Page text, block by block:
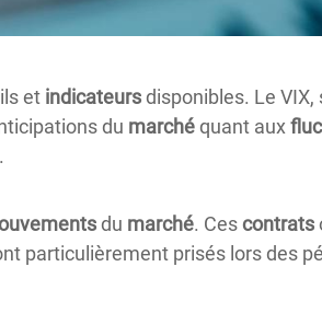
et indicateurs disponibles. Le
du marché quant aux
.
du marché. Cescontrats
particulièrement prisés lors des